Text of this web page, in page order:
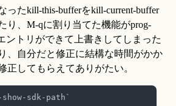
ったkill-this-bufferをkill-current-buffer
り、M-qに割り当てた機能がprog-
ントリができて上書きしてしまった
、自分だと修正に結構な時間がかか
正してもらえてありがたい。